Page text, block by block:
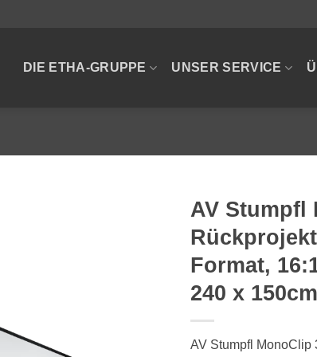
DIE ETHA-GRUPPE UNSER SERVICE
AV Stumpfl
Format,
240 x
AV Stumpfl MonoClip